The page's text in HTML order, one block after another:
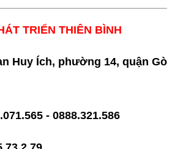
TRIỂN THIÊN BÌNH
Huy Ích, phường 14, quận Gò
- 0888.321.586